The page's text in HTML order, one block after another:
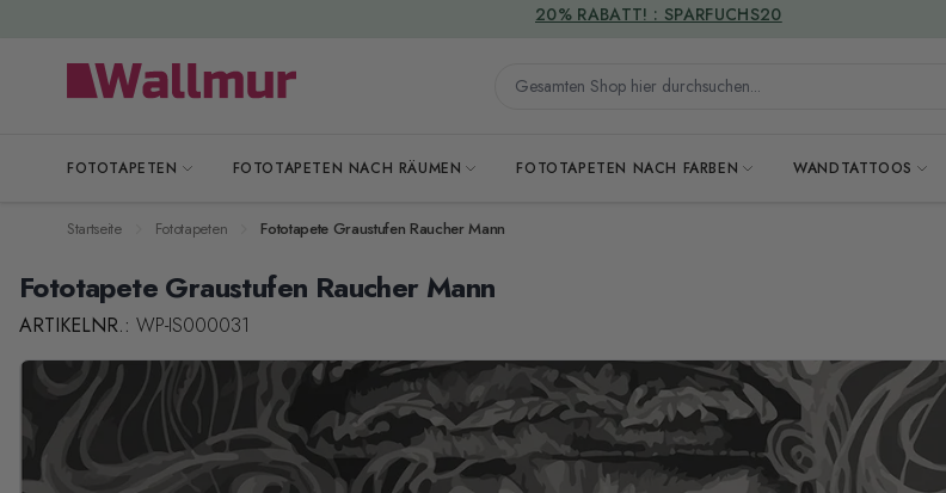
Gesamten Shop hier durchsuchen...
FOTOTAPETEN FOTOTAPETEN NACH RÄUMEN FOTOTAPETEN NACH FARBEN WANDTATTOOS
VERSANDKOSTENFREI
Startseite Fototapeten Fototapete Graustufen Raucher Mann
Fototapete Graustufen Raucher Mann
ARTIKELNR.: WP-IS000031